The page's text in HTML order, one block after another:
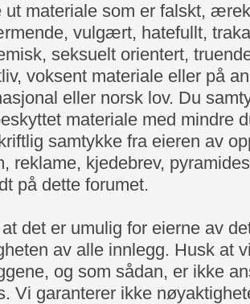
ut materiale som er falskt,
vulgært, hatefullt,
seksuelt orientert,
voksent materiale eller på
eller norsk lov. Du
materiale med mindre
samtykke fra eieren av
reklame, kjedebrev,
på dette forumet.
det er umulig for eierne av
av alle innlegg. Husk at
og som sådan, er ikke
Vi garanterer ikke